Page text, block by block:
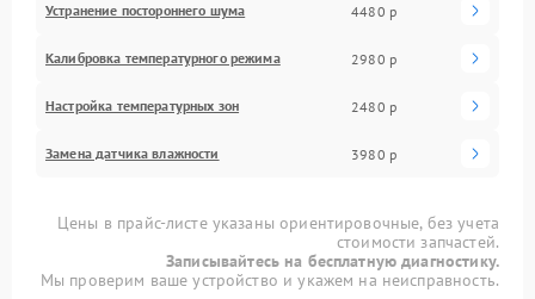
Устранение постороннего шума 4480 р
Калибровка температурного режима 2980 р
Настройка температурных зон 2480 р
Замена датчика влажности 3980 р
Цены в прайс-листе указаны ориентировочные, без учета
стоимости запчастей.
Записывайтесь на бесплатную диагностику.
Мы проверим ваше устройство и укажем на неисправность.